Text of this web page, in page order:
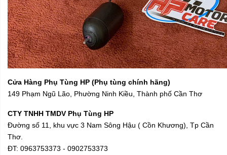
Cửa Hàng Phụ Tùng HP (Phụ tùng chính hãng)
149 Phạm Ngũ Lão, Phường Ninh Kiều, Thành phố Cần Thơ
CTY TNHH TMDV Phụ Tùng HP
Đường số 11, khu vực 3 Nam Sông Hậu ( Cồn Khương), Tp Cần
Thơ.
ĐT: 0963753373 - 0902753373